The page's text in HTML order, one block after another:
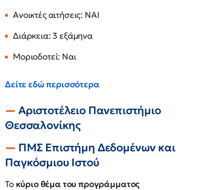
Ανοικτές αιτήσεις: NAI
Διάρκεια: 3 εξάμηνα
Μοριοδοτεί: Nαι
Δείτε εδώ περισσότερα
Αριστοτέλειο Πανεπιστήμιο
Θεσσαλονίκης
ΠΜΣ Επιστήμη Δεδομένων και
Παγκόσμιου Ιστού
Το κύριο θέμα του προγράμματος